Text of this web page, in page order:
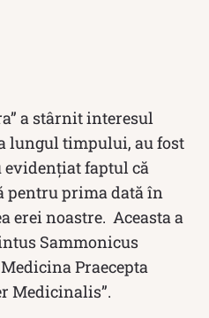
a stârnit interesul
lungul timpului, au fost
evidențiat faptul că
pentru prima dată în
erei noastre. Aceasta a
Sammonicus
Praecepta
Medicinalis”.